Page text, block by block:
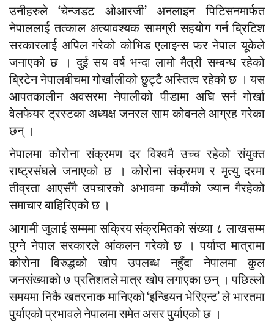
उनीहरुले ‘चेन्जडट ओआरजी’ अनलाइन पिटिसनमार्फत
नेपाललाई तत्काल अत्यावश्यक सामग्री सहयोग गर्न ब्रिटिश
सरकारलाई अपिल गरेको कोभिड एलाइन्स फर नेपाल यूकेले
जनाएको छ । दुई सय वर्ष भन्दा लामो मैत्री सम्बन्ध रहेको
ब्रिटेन नेपालबीचमा गोर्खालीको छुट्टै अस्तित्व रहेको छ । यस
आपतकालीन अवसरमा नेपालीको पीडामा अघि सर्न गोर्खा
वेलफेयर ट्रस्टका अध्यक्ष जनरल साम कोवनले आग्रह गरेका
छन् ।
नेपालमा कोरोना संक्रमण दर विश्वमै उच्च रहेको संयुक्त
राष्ट्रसंघले जनाएको छ । कोरोना संक्रमण र मृत्यु दरमा
तीव्रता आएसँगै उपचारको अभावमा कयौंको ज्यान गैरहेको
समाचार बाहिरिएको छ ।
आगामी जुलाई सम्ममा सक्रिय संक्रमितको संख्या ८ लाखसम्म
पुग्ने नेपाल सरकारले आंकलन गरेको छ । पर्याप्त मात्रामा
कोरोना विरुद्धको खोप उपलब्ध नहुँदा नेपालमा कुल
जनसंख्याको ७ प्रतिशतले मात्र खोप लगाएका छन् । पछिल्लो
समयमा निकै खतरनाक मानिएको ‘इन्डियन भेरिएन्ट’ ले भारतमा
पुर्याएको प्रभावले नेपालमा समेत असर पुर्याएको छ ।